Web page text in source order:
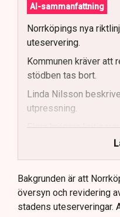
AI-sammanfattning
Norrköpings nya
uteservering.
Kommunen kräver att
stödben tas bort.
Linda Nilsson
utpressning.
Flera krögare
Kommunen vill skapa
uteserveringar.
Lindas Kula ställer in
sommaren.
Bakgrunden är att
översyn och revidering
stadens uteserveringar.